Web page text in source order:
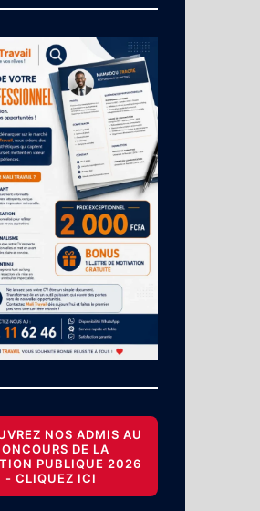
NOS ADMIS AU
DE LA
PUBLIQUE 2026
- CLIQUEZ ICI